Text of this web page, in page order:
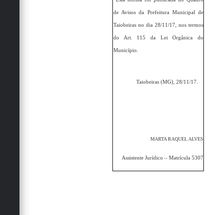
de Avisos da Prefeitura Municipal de
Taiobeiras no dia 28/11/17, nos termos
do Art. 115 da Lei Orgânica do
Município.
Taiobeiras (MG), 28/11/17.
MARTA RAQUEL ALVES
Assistente Jurídico – Matrícula 5307